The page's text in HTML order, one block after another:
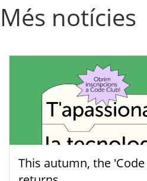
Més notícies
This autumn, the